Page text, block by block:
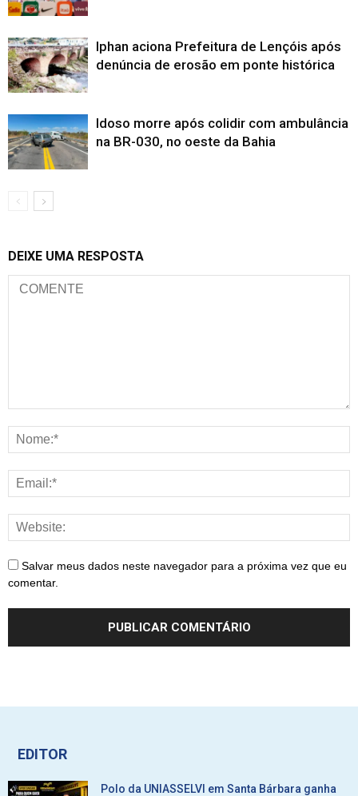
Iphan aciona Prefeitura de Lençóis após
denúncia de erosão em ponte histórica
Idoso morre após colidir com ambulância
na BR-030, no oeste da Bahia
DEIXE UMA RESPOSTA
Salvar meus dados neste navegador para a próxima vez que eu
comentar.
EDITOR
Polo da UNIASSELVI em Santa Bárbara ganha